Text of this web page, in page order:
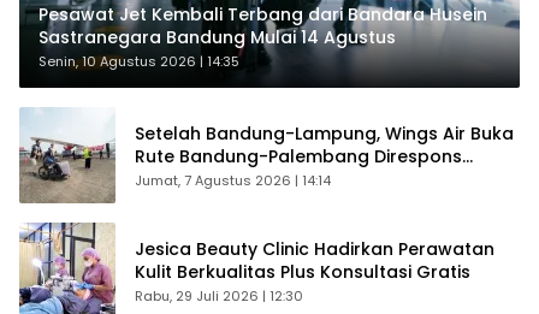
Pesawat Jet Kembali Terbang dari Bandara Husein
Sastranegara Bandung Mulai 14 Agustus
Senin, 10 Agustus 2026 | 14:35
Setelah Bandung-Lampung, Wings Air Buka
Rute Bandung-Palembang Direspons
Langsung Penumpang
Jumat, 7 Agustus 2026 | 14:14
Jesica Beauty Clinic Hadirkan Perawatan
Kulit Berkualitas Plus Konsultasi Gratis
Rabu, 29 Juli 2026 | 12:30